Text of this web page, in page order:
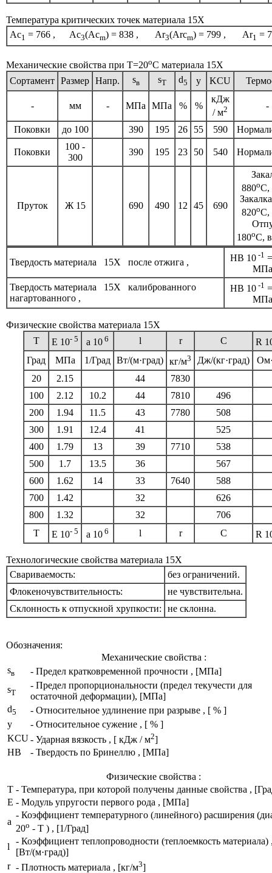
Температура критических точек материала 15Х
Ac1 = 766 , Ac3(Acm) = 838 , Ar3(Arcm) = 799 , Ar1 =
Механические свойства при Т=20oС материала 15Х
Сортамент Размер Напр. sв sT d5 y KCU
- мм - МПа МПа % %
кДж
/ м2 -
Поковки до 100 390 195 26 55 590
Поковки
100 -
300
390 195 23 50 540
Пруток Ж 15 690 490 12 45 690
880oC,
820oC,
180oC,
Твердость материала 15Х после отжига , HB 10 -1
МПа
Твердость материала 15Х калиброванного
нагартованного ,
HB 10 -1
МПа
Физические свойства материала 15Х
T
E 10- 5 a 10 6 l r C
R
Град
МПа 1/Град Вт/(м·град) кг/м3 Дж/(кг·град)
20
2.15 44
7830
100
2.12 10.2 44 7810
496
200
1.94 11.5 43 7780
508
300
1.91 12.4 41
525
400
1.79 13 39 7710
538
500
1.7 13.5 36
567
600
1.62 14 33 7640
588
700
1.42 32
626
800
1.32 32
706
T
E 10- 5 a 10 6 l r C R
Технологические свойства материала 15Х
Свариваемость:
без ограничений.
Флокеночувствительность:
не чувствительна.
Склонность к отпускной хрупкости:
не склонна.
Обозначения:
Механические свойства :
sв
- Предел кратковременной прочности , [МПа]
sT
- Предел пропорциональности (предел текучести для
остаточной деформации), [МПа]
d5
- Относительное удлинение при разрыве , [ % ]
y
- Относительное сужение , [ % ]
KCU- Ударная вязкость , [ кДж / м2]
HB
- Твердость по Бринеллю , [МПа]
Физические свойства :
T - Температура, при которой получены данные свойства ,
E - Модуль упругости первого рода , [МПа]
a
- Коэффициент температурного (линейного) расширения
20o - T ) , [1/Град]
l
- Коэффициент теплопроводности (теплоемкость материала)
[Вт/(м·град)]
r - Плотность материала , [кг/м3]